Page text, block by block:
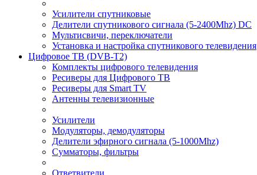
Усилители спутниковые
Делители спутникового сигнала (5-2400Mhz) DC
Мультисвичи, переключатели
Установка и настройка спутникового телевидения
Цифровое ТВ (DVB-T2)
Комплекты цифрового телевидения
Ресиверы для Цифрового ТВ
Ресиверы для Smart TV
Антенны телевизионные
Усилители
Модуляторы, демодуляторы
Делители эфирного сигнала (5-1000Mhz)
Сумматоры, фильтры
Ответвители